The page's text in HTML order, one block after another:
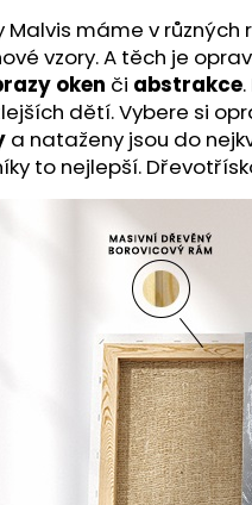
Malvis máme v
vzory. A těch je
oken či abstrakce
dětí. Vybere si
a nataženy jsou do
to nejlepší.